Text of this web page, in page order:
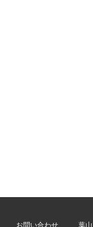
お問い合わせ 葉